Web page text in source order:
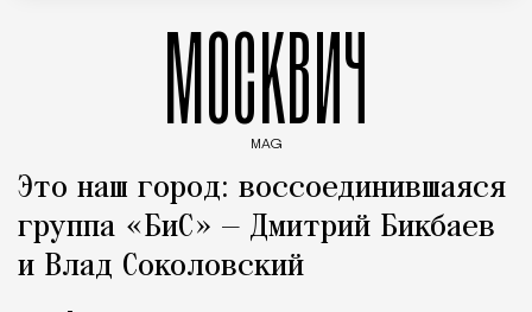
МОСКВИЧ
MAG
Это наш город: воссоединившаяся
группа «БиС» — Дмитрий Бикбаев
и Влад Соколовский